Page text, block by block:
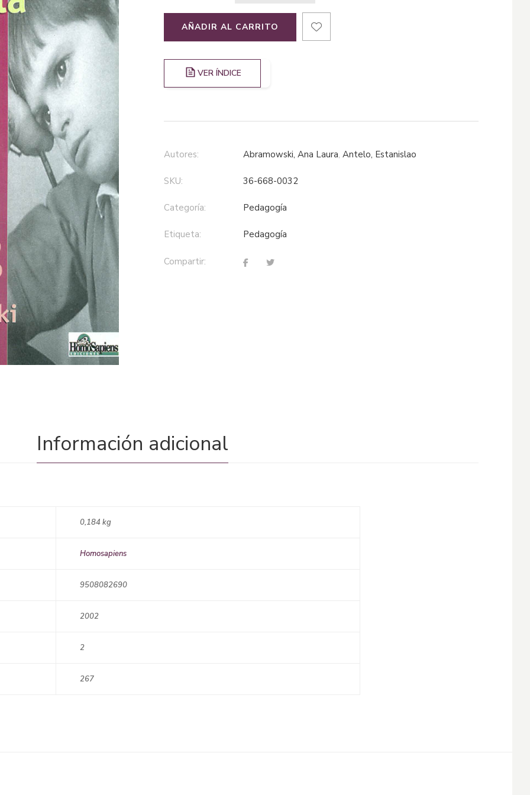
AÑADIR AL CARRITO
VER ÍNDICE
Autores: Abramowski, Ana Laura, Antelo, Estanislao
SKU: 36-668-0032
Categoría: pedagogía
Etiqueta: pedagogía
Compartir:
Información adicional
0,184 kg
Homosapiens
9508082690
2002
2
267